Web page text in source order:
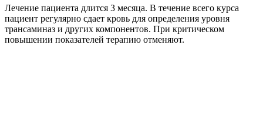
Лечение пациента длится 3 месяца. В течение всего курса
пациент регулярно сдает кровь для определения уровня
трансаминаз и других компонентов. При критическом
повышении показателей терапию отменяют.